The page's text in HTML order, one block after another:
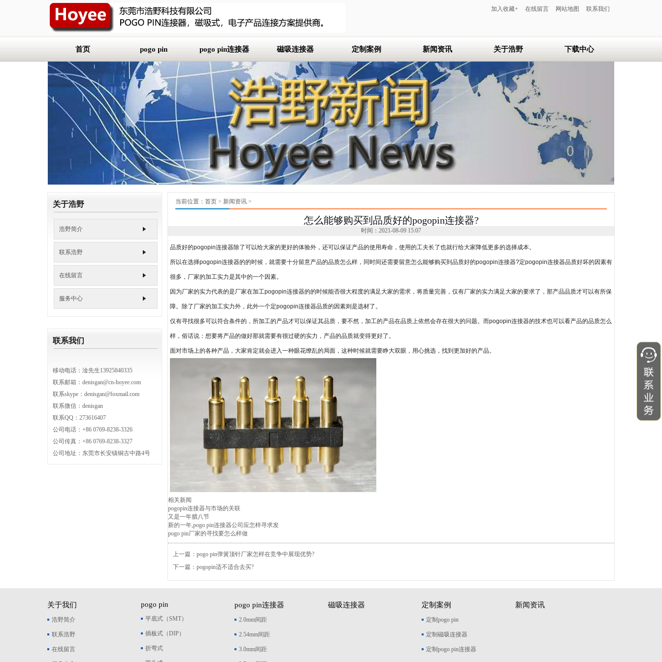
加入收藏+ 在线留言 网站地图 联系我们
首页 pogo pin
平底式（SMT）
插板式（DIP）
折弯式
双头式
焊线式
pogo pin连接器
2.0mm间距
2.54mm间距
3.0mm间距
3.5mm间距
4.0mm间距
5.08mm间距
7.0mm间距
磁吸连接器 定制案例
定制pogo pin
定制磁吸连接器
定制pogo pin连接器
新闻资讯 关于浩野
浩野简介
联系浩野
下载中心
关于浩野
浩野简介
联系浩野
在线留言
服务中心
联系我们
移动电话：淦先生13925840335
联系邮箱： denisgan@cn-hoyee.com
联系skype：denisgan@foxmail.com
联系微信：denisgan
联系QQ：273616407
公司电话：+86 0769-8238-3326
公司传真：+86 0769-8238-3327
公司地址：东莞市长安镇铜古中路4号
当前位置： 首页 > 新闻资讯 >
怎么能够购买到品质好的pogopin连接器?
时间：2021-08-09 15:07
品质好的pogopin连接器除了可以给大家的更好的体验外，还可以保证产品的使用寿命，使用的工夫长了也就行给大家降低更多的选择成本。
所以在选择pogopin连接器的的时候，就需要十分留意产品的品质怎么样，同时间还需要留意怎么能够购买到品质好的pogopin连接器?定pogopin连接器品质好坏的因素有
很多，厂家的加工实力是其中的一个因素。
因为厂家的实力代表的是厂家在加工pogopin连接器的的时候能否很大程度的满足大家的需求，将质量完善，仅有厂家的实力满足大家的要求了，那产品品质才可以有所保
障。除了厂家的加工实力外，此外一个定pogopin连接器品质的因素则是选材了。
仅有寻找很多可以符合条件的，所加工的产品才可以保证其品质，要不然，加工的产品在品质上依然会存在很大的问题。而pogopin连接器的技术也可以看产品的品质怎么
样，俗话说：想要将产品的做好那就需要有很过硬的实力，产品的品质就变得更好了。
面对市场上的各种产品，大家肯定就会进入一种眼花缭乱的局面，这种时候就需要睁大双眼，用心挑选，找到更加好的产品。
相关新闻
pogopin连接器与市场的关联
又是一年腊八节
新的一年,pogo pin连接器公司应怎样寻求发
pogo pin厂家的寻找要怎么样做
上一篇： pogo pin弹簧顶针厂家怎样在竞争中展现优势?
下一篇： pogopin适不适合去买?
关于我们
浩野简介
联系浩野
在线留言
pogo pin
平底式（SMT）
插板式（DIP）
折弯式
pogo pin连接器
2.0mm间距
2.54mm间距
3.0mm间距
磁吸连接器 定制案例
定制pogo pin
定制磁吸连接器
定制pogo pin连接器
新闻资讯